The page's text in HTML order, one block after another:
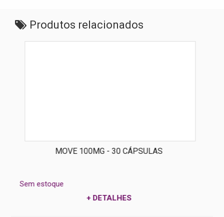
Produtos relacionados
MOVE 100MG - 30 CÁPSULAS
Sem estoque
+ DETALHES